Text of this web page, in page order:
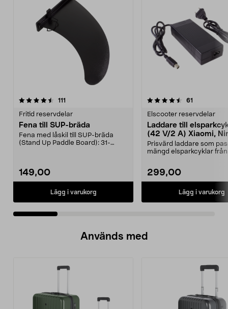
111
Fritid reservdelar
Fena till SUP-bräda
Fena med låskil till SUP-bräda
(Stand Up Paddle Board): 31-
149,00
Lägg i varukorg
4.5 av 5 stjärnor 61
Elscooter reservdelar
Laddare till
(42 V/2 A) Xiaomi,
E-Way m.fl.
Prisvärd laddare som
mängd elsparkcyklar från
299,00
Lägg i varukorg
4.5 av 5 stjärnor
Används med